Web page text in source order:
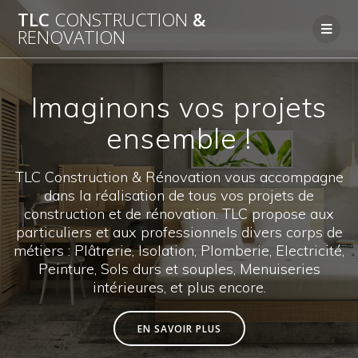
TLC CONSTRUCTION &
RENOVATION
Imaginons vos projets
ensemble !
TLC Construction & Rénovation vous accompagne
dans la réalisation de tous vos projets de
construction et de rénovation. TLC propose aux
particuliers et aux professionnels divers corps de
métiers : Plâtrerie, Isolation, Plomberie, Electricité,
Peinture, Sols durs et souples, Menuiseries
intérieures, et plus encore.
EN SAVOIR PLUS